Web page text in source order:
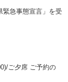
緊急事態宣言」を受
ご夕席 ご予約の